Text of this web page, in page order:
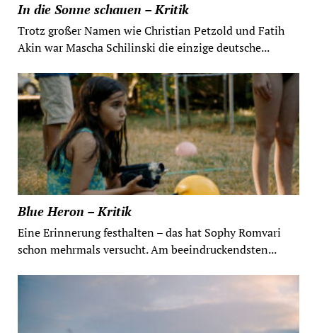
In die Sonne schauen – Kritik
Trotz großer Namen wie Christian Petzold und Fatih
Akin war Mascha Schilinski die einzige deutsche...
Blue Heron – Kritik
Eine Erinnerung festhalten – das hat Sophy Romvari
schon mehrmals versucht. Am beeindruckendsten...